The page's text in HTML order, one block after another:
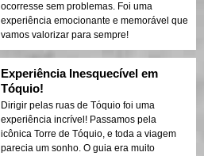
ocorresse sem problemas. Foi uma
experiência emocionante e memorável que
vamos valorizar para sempre!
Experiência Inesquecível em
Tóquio!
Dirigir pelas ruas de Tóquio foi uma
experiência incrível! Passamos pela
icônica Torre de Tóquio, e toda a viagem
parecia um sonho. O guia era muito